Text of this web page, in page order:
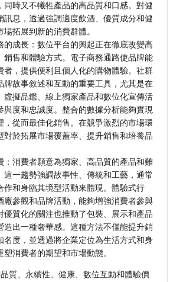
同時又不犧牲產品的高品質和口感。對健
訊息，透過強調適度飲酒、優質成分和健
拓展到新的消費群體。
的成長：數位平台的興起正在徹底改變高
銷售和體驗方式。電子商務通路使品牌能
者，提供便利且個人化的購物體驗。社群
牌故事敘述和互動的重要工具，尤其是在
虛擬品鑑、線上獨家產品和數位化宣傳活
與度和忠誠度。整合的數據分析能夠實現
，從而最佳化銷售。在競爭激烈的市場環
對於拓展市場覆蓋率、提升銷售和培養品
：消費者願意為獨家、高品質的產品和難
這一趨勢強調故事性、傳統和工藝，通常
作和身臨其境型活動來體現。體驗式行
廠參觀和品牌活動，能夠增強消費者參與
優質化的關注也推動了包裝、展示和產品
造出一種奢華感。這種方法不僅能提升銷
名度，並透過將企業定位為生活方式和身
消費者的期望和市場動態。
質、永續性、健康、數位互動和體驗價